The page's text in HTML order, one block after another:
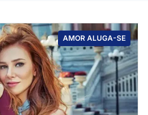
AMOR ALUGA-SE